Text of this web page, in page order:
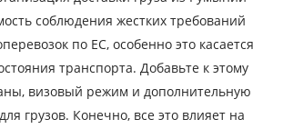
соблюдения жестких требований
по ЕС, особенно это касается
транспорта. Добавьте к этому
визовый режим и дополнительную
грузов. Конечно, все это влияет на